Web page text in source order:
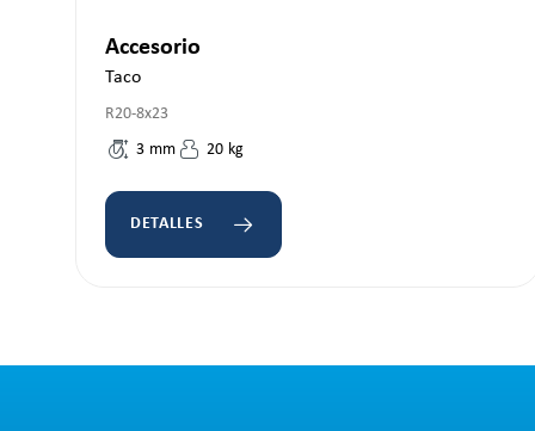
Accesorio
Taco
R20-8x23
3 mm 20 kg
DETALLES